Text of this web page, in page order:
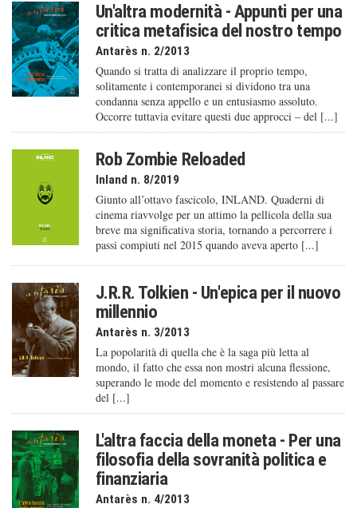
Un'altra modernità - Appunti per una
critica metafisica del nostro tempo
Antarès n. 2/2013
Quando si tratta di analizzare il proprio tempo,
solitamente i contemporanei si dividono tra una
condanna senza appello e un entusiasmo assoluto.
Occorre tuttavia evitare questi due approcci – del [...]
Rob Zombie Reloaded
Inland n. 8/2019
Giunto all’ottavo fascicolo, INLAND. Quaderni di
cinema riavvolge per un attimo la pellicola della sua
breve ma significativa storia, tornando a percorrere i
passi compiuti nel 2015 quando aveva aperto [...]
J.R.R. Tolkien - Un'epica per il nuovo
millennio
Antarès n. 3/2013
La popolarità di quella che è la saga più letta al
mondo, il fatto che essa non mostri alcuna flessione,
superando le mode del momento e resistendo al passare
del [...]
L'altra faccia della moneta - Per una
filosofia della sovranità politica e
finanziaria
Antarès n. 4/2013